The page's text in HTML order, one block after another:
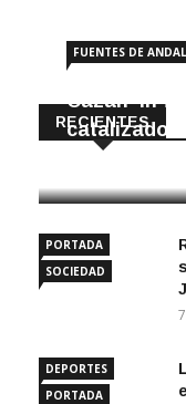
RECIENTES
FUENTES DE
Cazan ‘in
catalizadores
PORTADA
SOCIEDAD
DEPORTES
PORTADA